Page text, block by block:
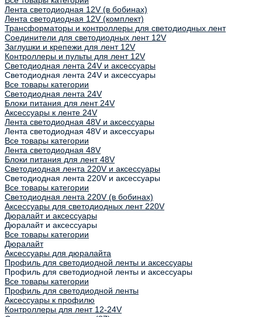
Лента светодиодная 12V (в бобинах)
Лента светодиодная 12V (комплект)
Трансформаторы и контроллеры для светодиодных лент
Соединители для светодиодных лент 12V
Заглушки и крепежи для лент 12V
Контроллеры и пульты для лент 12V
Светодиодная лента 24V и аксессуары
Светодиодная лента 24V и аксессуары
Все товары категории
Светодиодная лента 24V
Блоки питания для лент 24V
Аксессуары к ленте 24V
Лента светодиодная 48V и аксессуары
Лента светодиодная 48V и аксессуары
Все товары категории
Лента светодиодная 48V
Блоки питания для лент 48V
Светодиодная лента 220V и аксессуары
Светодиодная лента 220V и аксессуары
Все товары категории
Светодиодная лента 220V (в бобинах)
Аксессуары для светодиодных лент 220V
Дюралайт и аксессуары
Дюралайт и аксессуары
Все товары категории
Дюралайт
Аксессуары для дюралайта
Профиль для светодиодной ленты и аксессуары
Профиль для светодиодной ленты и аксессуары
Все товары категории
Профиль для светодиодной ленты
Аксессуары к профилю
Контроллеры для лент 12-24V